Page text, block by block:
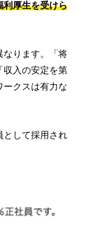
利厚生を受けら
なります。「将
収入の安定を第
ークスは有力な
として採用され